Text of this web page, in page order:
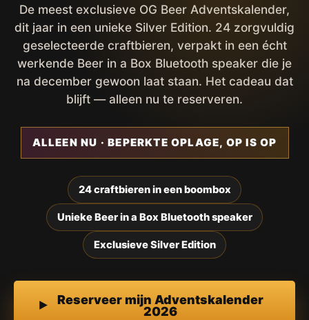
De meest exclusieve OG Beer Adventskalender,
dit jaar in een unieke Silver Edition. 24 zorgvuldig
geselecteerde craftbieren, verpakt in een écht
werkende Beer in a Box Bluetooth speaker die je
na december gewoon laat staan. Het cadeau dat
blijft — alleen nu te reserveren.
ALLEEN NU · BEPERKTE OPLAGE, OP IS OP
24 craftbieren in een boombox
Unieke Beer in a Box Bluetooth speaker
Exclusieve Silver Edition
Reserveer mijn Adventskalender
2026